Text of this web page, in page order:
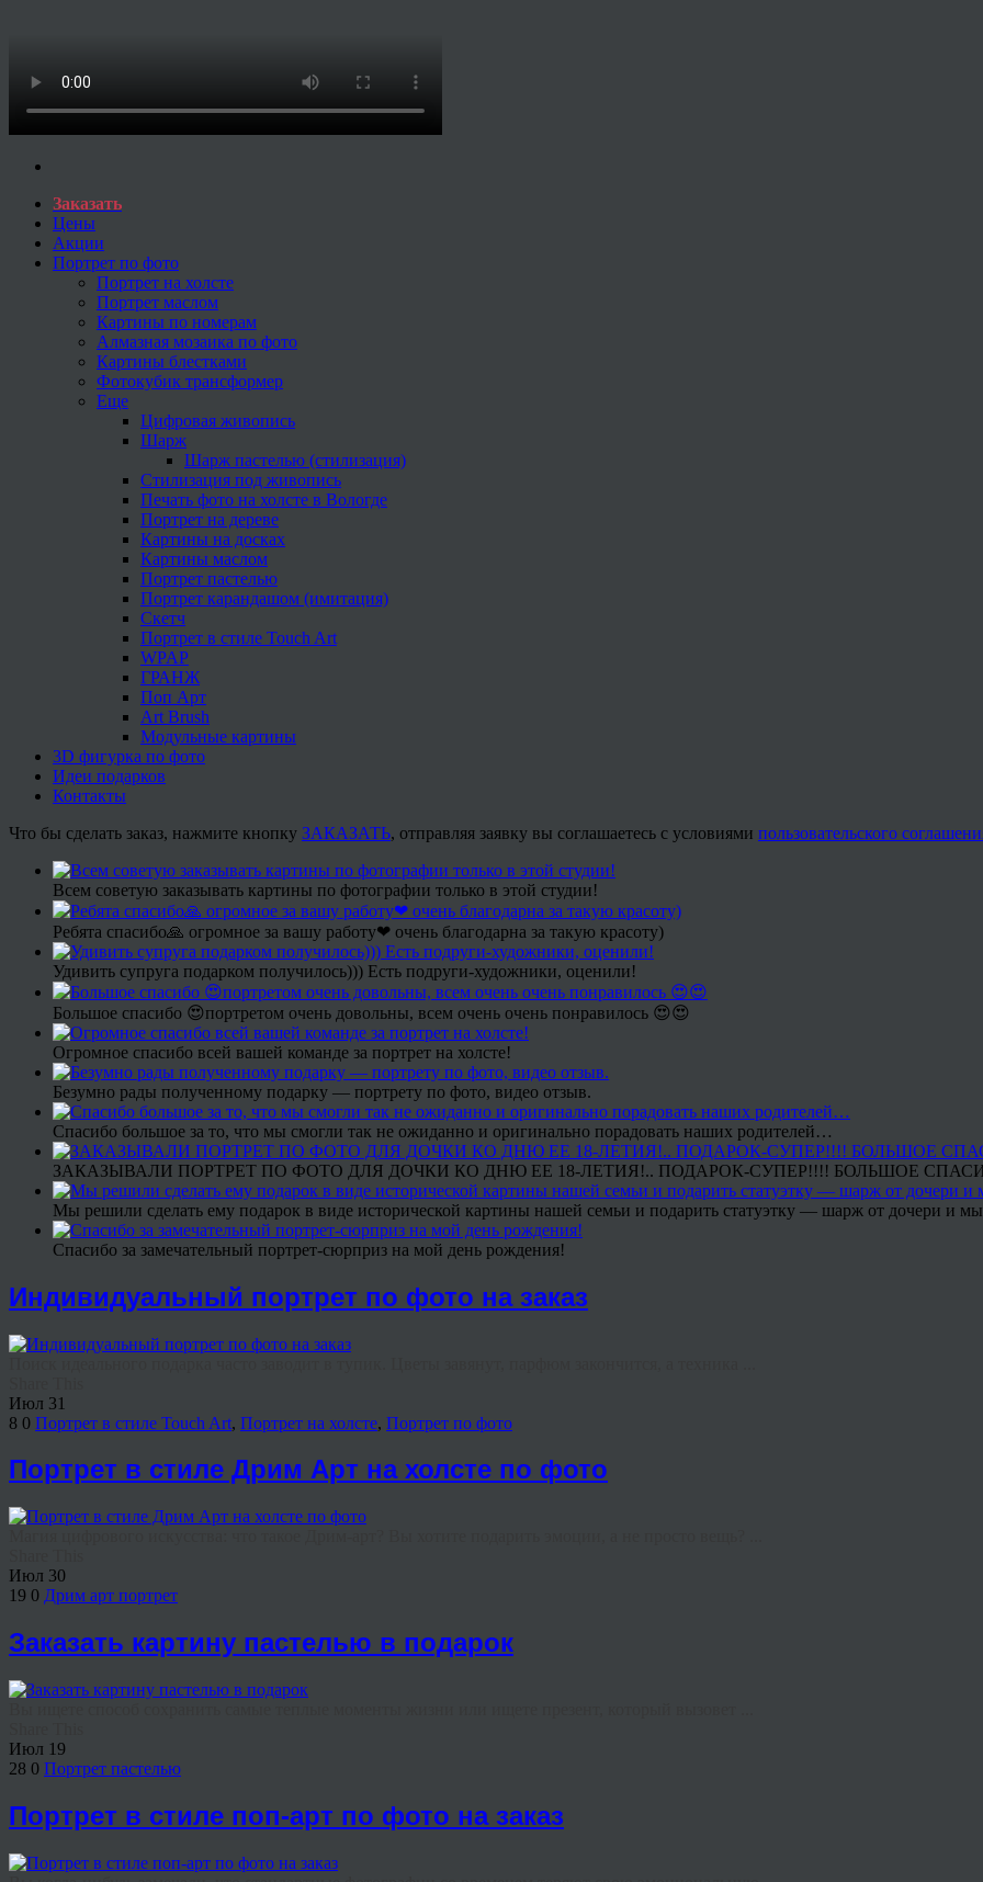
Заказать
Цены
Акции
Портрет по фото
Портрет на холсте
Портрет маслом
Картины по номерам
Алмазная мозаика по фото
Картины блестками
Фотокубик трансформер
Еще
Цифровая живопись
Шарж
Шарж пастелью (стилизация)
Стилизация под живопись
Печать фото на холсте в Вологде
Портрет на дереве
Картины на досках
Картины маслом
Портрет пастелью
Портрет карандашом (имитация)
Скетч
Портрет в стиле Touch Art
WPAP
ГРАНЖ
Поп Арт
Art Brush
Модульные картины
3D фигурка по фото
Идеи подарков
Контакты
Что бы сделать заказ, нажмите кнопку ЗАКАЗАТЬ, отправляя заявку вы соглашаетесь с условиями пользовательского
Всем советую заказывать картины по фотографии только в этой студии!
Ребята спасибо🙏 огромное за вашу работу❤ очень благодарна за такую красоту)
Удивить супруга подарком получилось))) Есть подруги-художники, оценили!
Большое спасибо 😍портретом очень довольны, всем очень очень понравилось 😍😍
Огромное спасибо всей вашей команде за портрет на холсте!
Безумно рады полученному подарку — портрету по фото, видео отзыв.
Спасибо большое за то, что мы смогли так не ожиданно и оригинально порадовать наших родителей…
ЗАКАЗЫВАЛИ ПОРТРЕТ ПО ФОТО ДЛЯ ДОЧКИ КО ДНЮ ЕЕ 18-ЛЕТИЯ!.. ПОДАРОК-СУПЕР!!!! БОЛЬШОЕ
Мы решили сделать ему подарок в виде исторической картины нашей семьи и подарить статуэтку — шарж от дочери и
Спасибо за замечательный портрет-сюрприз на мой день рождения!
Индивидуальный портрет по фото на заказ
Июл 31
8 0 Портрет в стиле Touch Art, Портрет на холсте, Портрет по фото
Портрет в стиле Дрим Арт на холсте по фото
Июл 30
19 0 Дрим арт портрет
Заказать картину пастелью в подарок
Июл 19
28 0 Портрет пастелью
Портрет в стиле поп-арт по фото на заказ